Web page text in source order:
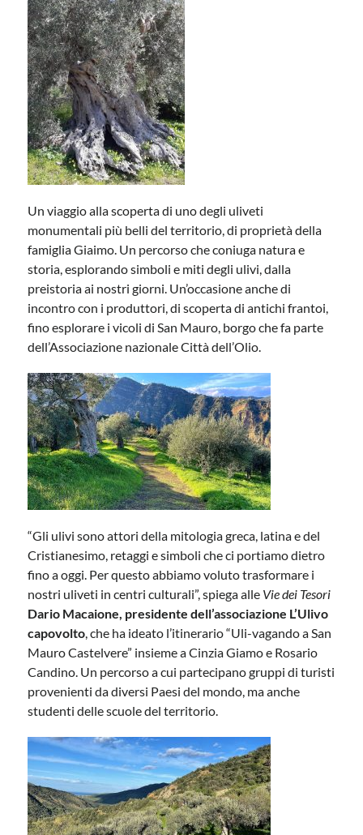
Un viaggio alla scoperta di uno degli uliveti
monumentali più belli del territorio, di proprietà della
famiglia Giaimo. Un percorso che coniuga natura e
storia, esplorando simboli e miti degli ulivi, dalla
preistoria ai nostri giorni. Un’occasione anche di
incontro con i produttori, di scoperta di antichi frantoi,
fino esplorare i vicoli di San Mauro, borgo che fa parte
dell’Associazione nazionale Città dell’Olio.
“Gli ulivi sono attori della mitologia greca, latina e del
Cristianesimo, retaggi e simboli che ci portiamo dietro
fino a oggi. Per questo abbiamo voluto trasformare i
nostri uliveti in centri culturali”, spiega alle Vie dei Tesori
Dario Macaione, presidente dell’associazione L’Ulivo
capovolto, che ha ideato l’itinerario “Uli-vagando a San
Mauro Castelvere” insieme a Cinzia Giamo e Rosario
Candino. Un percorso a cui partecipano gruppi di turisti
provenienti da diversi Paesi del mondo, ma anche
studenti delle scuole del territorio.